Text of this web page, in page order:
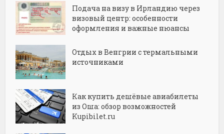
Подача на визу в Ирландию через
визовый центр: особенности
оформления и важные нюансы
Отдых в Венгрии с термальными
источниками
Как купить дешёвые авиабилеты
из Оша: обзор возможностей
Kupibilet.ru